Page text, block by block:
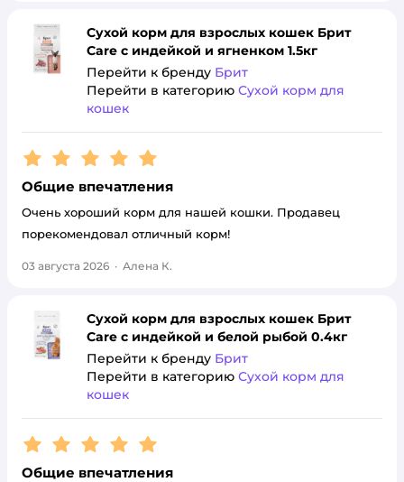
Сухой корм для взрослых кошек Брит
Care с индейкой и ягненком 1.5кг
Перейти к бренду Брит
Перейти в категорию Сухой корм для
кошек
Рейтинг:5
Общие впечатления
Очень хороший корм для нашей кошки. Продавец
порекомендовал отличный корм!
03 августа 2026 · Алена К.
Сухой корм для взрослых кошек Брит
Care с индейкой и белой рыбой 0.4кг
Перейти к бренду Брит
Перейти в категорию Сухой корм для
кошек
Рейтинг:5
Общие впечатления